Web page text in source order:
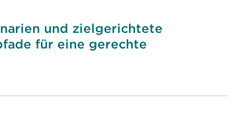
und zielgerichtete
für eine gerechte